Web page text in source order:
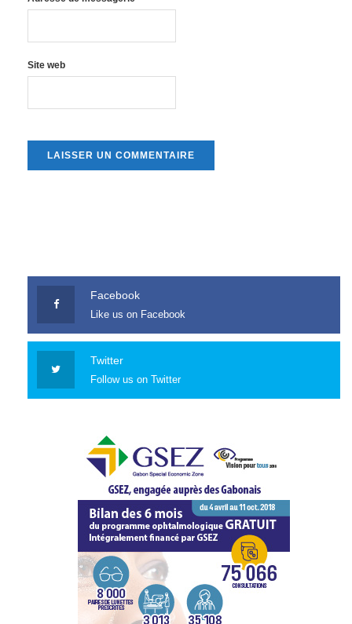
Site web
Facebook
Like us on Facebook
Twitter
Follow us on Twitter